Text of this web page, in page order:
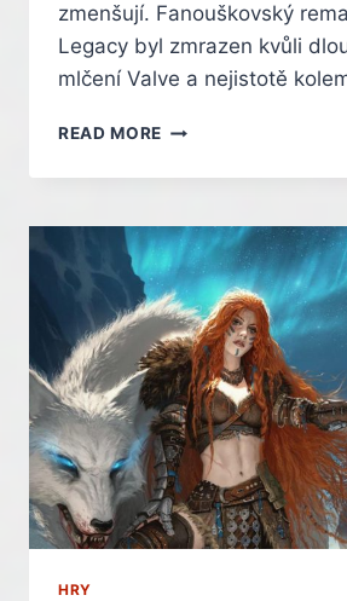
zmenšují. Fanouškovský
Legacy byl zmrazen kvůli
mlčení Valve a nejistotě
READ MORE MODERNÍ
COUNTER-
1.6
ČEKÁ
NA
VERDIKT
VALVE
HRY